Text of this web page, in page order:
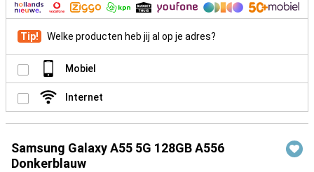
Tip! Welke producten heb jij al op je adres?
Mobiel
Internet
Samsung Galaxy A55 5G 128GB A556
Donkerblauw